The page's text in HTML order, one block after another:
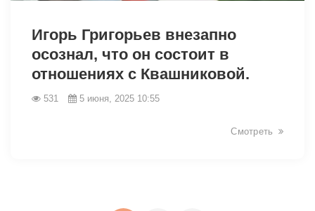
Игорь Григорьев внезапно
осознал, что он состоит в
отношениях с Квашниковой.
531 5 июня, 2025 10:55
Смотреть